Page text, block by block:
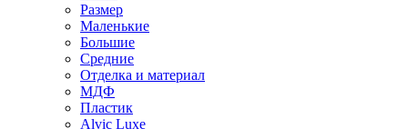
Размер
Маленькие
Большие
Средние
Отделка и материал
МДФ
Пластик
Alvic Luxe